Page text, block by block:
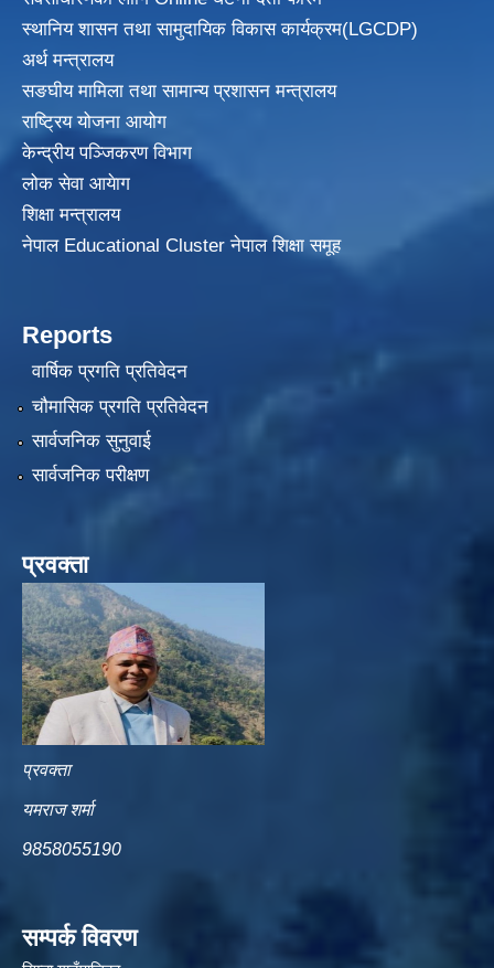
स्थानिय शासन तथा सामुदायिक विकासकार्यक्रम(LGCDP)
अर्थ मन्त्रालय
सङघीय मामिला तथा सामान्य प्रशासन मन्त्रालय
राष्ट्रिय योजना आयोग
केन्द्रीय पञ्जिकरण विभाग
लोक सेवा आयेाग
शिक्षा मन्त्रालय
नेपाल Educational Cluster नेपाल शिक्षा समूह
Reports
वार्षिक प्रगति प्रतिवेदन
चौमासिक प्रगति प्रतिवेदन
सार्वजनिक सुनुवाई
सार्वजनिक परीक्षण
प्रवक्ता
प्रवक्ता
यमराज शर्मा
9858055190
सम्पर्क विवरण